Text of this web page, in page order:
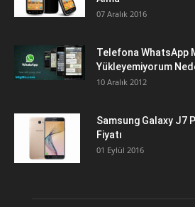
07 Aralık 2016
Telefona WhatsApp
Yükleyemiyorum
10 Aralık 2012
Samsung Galaxy J7
Fiyatı
01 Eylül 2016